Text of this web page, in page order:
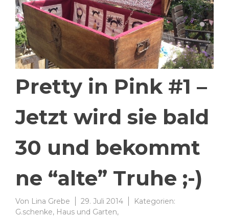
Pretty in Pink #1 –
Jetzt wird sie bald
30 und bekommt
ne “alte” Truhe ;-)
Von Lina Grebe 29. Juli 2014
Kategorien:
G.schenke, Haus und Garten,